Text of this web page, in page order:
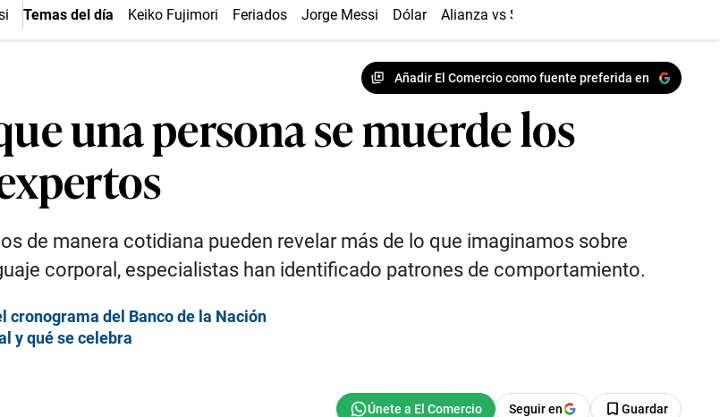
Temas del día Keiko Fujimori Feriados Jorge Messi Dólar Alianza vs Sport Boys
Añadir El Comercio como fuente preferida en
una persona se muerde los
de manera cotidiana pueden revelar más de lo que imaginamos sobre
corporal, especialistas han identificado patrones de comportamiento.
cronograma del Banco de la Nación
y qué se celebra
Seguir en Guardar